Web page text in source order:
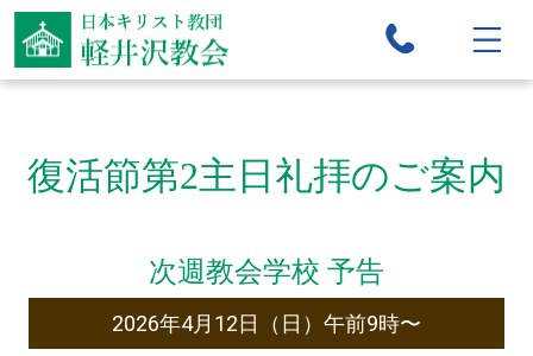
復活節第2主日礼拝のご案内
次週教会学校 予告
2026年4月12日（日）午前9時〜